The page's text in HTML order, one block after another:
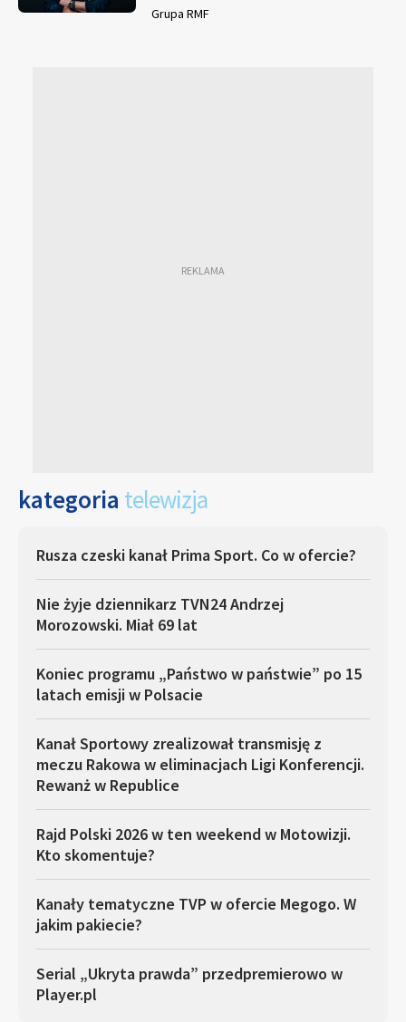
Grupa RMF
kategoria telewizja
Rusza czeski kanał Prima Sport. Co w ofercie?
Nie żyje dziennikarz TVN24 Andrzej
Morozowski. Miał 69 lat
Koniec programu „Państwo w państwie” po 15
latach emisji w Polsacie
Kanał Sportowy zrealizował transmisję z
meczu Rakowa w eliminacjach Ligi Konferencji.
Rewanż w Republice
Rajd Polski 2026 w ten weekend w Motowizji.
Kto skomentuje?
Kanały tematyczne TVP w ofercie Megogo. W
jakim pakiecie?
Serial „Ukryta prawda” przedpremierowo w
Player.pl